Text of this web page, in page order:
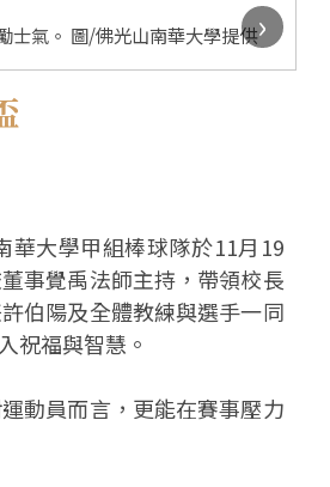
士氣。 圖/佛光山南華大學提供›
華大學甲組棒球隊於11月19
事覺禹法師主持，帶領校長
伯陽及全體教練與選手一同
祝福與智慧。
動員而言，更能在賽事壓力